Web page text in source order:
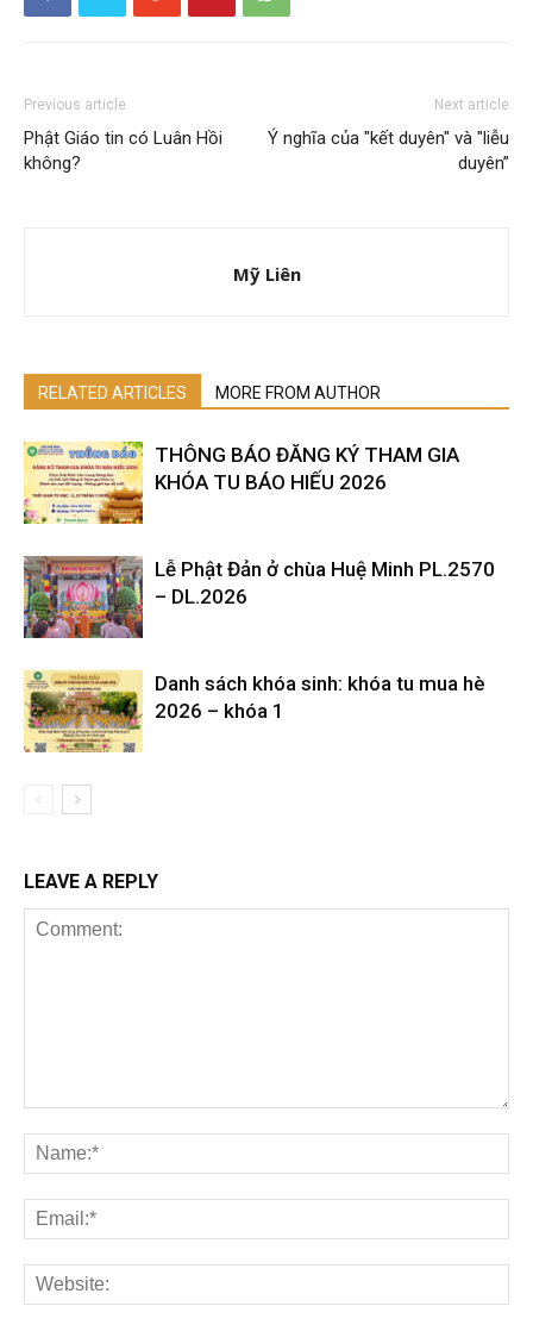
Previous article
Phật Giáo tin có Luân Hồi
không?
Next article
Ý nghĩa của "kết duyên" và "liễu
duyên”
Mỹ Liên
RELATED ARTICLES MORE FROM AUTHOR
THÔNG BÁO ĐĂNG KÝ THAM GIA
KHÓA TU BÁO HIẾU 2026
Lễ Phật Đản ở chùa Huệ Minh PL.2570
– DL.2026
Danh sách khóa sinh: khóa tu mua hè
2026 – khóa 1
LEAVE A REPLY